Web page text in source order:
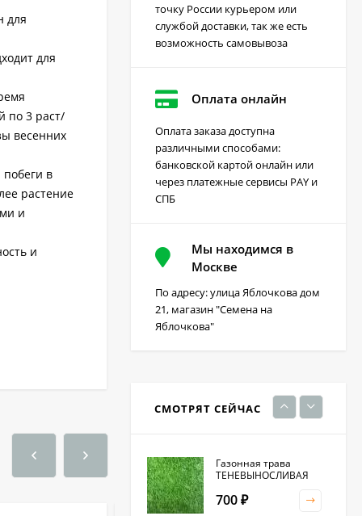
для
для
по 3 раст/
весенних
в
растение
и
и
точку России курьером или
службой доставки, так же есть
возможность самовывоза
Оплата онлайн
Оплата заказа доступна
различными способами:
банковской картой онлайн или
через платежные сервисы PAY и
СПБ
Мы находимся в
Москве
По адресу: улица Яблочкова дом
21, магазин "Семена на
Яблочкова"
СМОТРЯТ СЕЙЧАС
Грейдер от сорняков
(август) 10 мл
220₽
230
Газонная трава
ТЕНЕВЫНОСЛИВАЯ
700 ₽